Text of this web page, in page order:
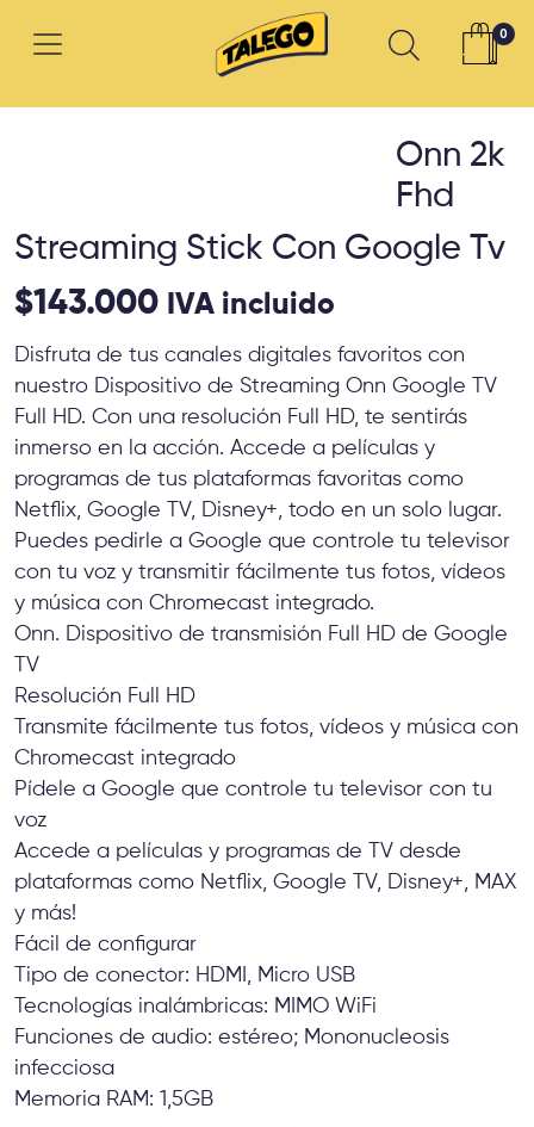
0
Onn 2k
Fhd
Streaming Stick Con Google Tv
$143.000 IVA incluido
Disfruta de tus canales digitales favoritos con
nuestro Dispositivo de Streaming Onn Google TV
Full HD. Con una resolución Full HD, te sentirás
inmerso en la acción. Accede a películas y
programas de tus plataformas favoritas como
Netflix, Google TV, Disney+, todo en un solo lugar.
Puedes pedirle a Google que controle tu televisor
con tu voz y transmitir fácilmente tus fotos, vídeos
y música con Chromecast integrado.
Onn. Dispositivo de transmisión Full HD de Google
TV
Resolución Full HD
Transmite fácilmente tus fotos, vídeos y música con
Chromecast integrado
Pídele a Google que controle tu televisor con tu
voz
Accede a películas y programas de TV desde
plataformas como Netflix, Google TV, Disney+, MAX
y más!
Fácil de configurar
Tipo de conector: HDMI, Micro USB
Tecnologías inalámbricas: MIMO WiFi
Funciones de audio: estéreo; Mononucleosis
infecciosa
Memoria RAM: 1,5GB